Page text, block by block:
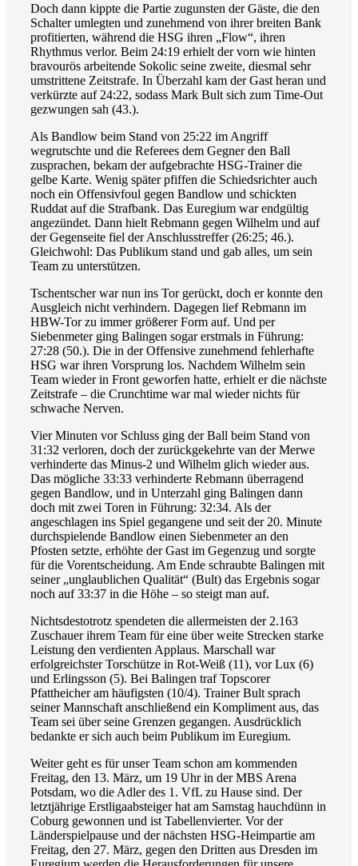
Doch dann kippte die Partie zugunsten der Gäste, die den
Schalter umlegten und zunehmend von ihrer breiten Bank
profitierten, während die HSG ihren „Flow“, ihren
Rhythmus verlor. Beim 24:19 erhielt der vorn wie hinten
bravourös arbeitende Sokolic seine zweite, diesmal sehr
umstrittene Zeitstrafe. In Überzahl kam der Gast heran und
verkürzte auf 24:22, sodass Mark Bult sich zum Time-Out
gezwungen sah (43.).
Als Bandlow beim Stand von 25:22 im Angriff
wegrutschte und die Referees dem Gegner den Ball
zusprachen, bekam der aufgebrachte HSG-Trainer die
gelbe Karte. Wenig später pfiffen die Schiedsrichter auch
noch ein Offensivfoul gegen Bandlow und schickten
Ruddat auf die Strafbank. Das Euregium war endgültig
angezündet. Dann hielt Rebmann gegen Wilhelm und auf
der Gegenseite fiel der Anschlusstreffer (26:25; 46.).
Gleichwohl: Das Publikum stand und gab alles, um sein
Team zu unterstützen.
Tschentscher war nun ins Tor gerückt, doch er konnte den
Ausgleich nicht verhindern. Dagegen lief Rebmann im
HBW-Tor zu immer größerer Form auf. Und per
Siebenmeter ging Balingen sogar erstmals in Führung:
27:28 (50.). Die in der Offensive zunehmend fehlerhafte
HSG war ihren Vorsprung los. Nachdem Wilhelm sein
Team wieder in Front geworfen hatte, erhielt er die nächste
Zeitstrafe – die Crunchtime war mal wieder nichts für
schwache Nerven.
Vier Minuten vor Schluss ging der Ball beim Stand von
31:32 verloren, doch der zurückgekehrte van der Merwe
verhinderte das Minus-2 und Wilhelm glich wieder aus.
Das mögliche 33:33 verhinderte Rebmann überragend
gegen Bandlow, und in Unterzahl ging Balingen dann
doch mit zwei Toren in Führung: 32:34. Als der
angeschlagen ins Spiel gegangene und seit der 20. Minute
durchspielende Bandlow einen Siebenmeter an den
Pfosten setzte, erhöhte der Gast im Gegenzug und sorgte
für die Vorentscheidung. Am Ende schraubte Balingen mit
seiner „unglaublichen Qualität“ (Bult) das Ergebnis sogar
noch auf 33:37 in die Höhe – so steigt man auf.
Nichtsdestotrotz spendeten die allermeisten der 2.163
Zuschauer ihrem Team für eine über weite Strecken starke
Leistung den verdienten Applaus. Marschall war
erfolgreichster Torschütze in Rot-Weiß (11), vor Lux (6)
und Erlingsson (5). Bei Balingen traf Topscorer
Pfattheicher am häufigsten (10/4). Trainer Bult sprach
seiner Mannschaft anschließend ein Kompliment aus, das
Team sei über seine Grenzen gegangen. Ausdrücklich
bedankte er sich auch beim Publikum im Euregium.
Weiter geht es für unser Team schon am kommenden
Freitag, den 13. März, um 19 Uhr in der MBS Arena
Potsdam, wo die Adler des 1. VfL zu Hause sind. Der
letztjährige Erstligaabsteiger hat am Samstag hauchdünn in
Coburg gewonnen und ist Tabellenvierter. Vor der
Länderspielpause und der nächsten HSG-Heimpartie am
Freitag, den 27. März, gegen den Dritten aus Dresden im